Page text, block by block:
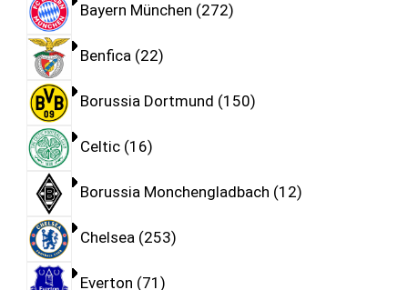
Bayern München 272
Benfica 22
Borussia Dortmund 150
Celtic 16
Borussia Monchengladbach 12
Chelsea 253
Everton 71